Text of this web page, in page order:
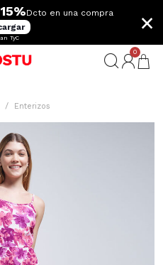
15%Dcto en una compra
TyC
×
0
Enterizos